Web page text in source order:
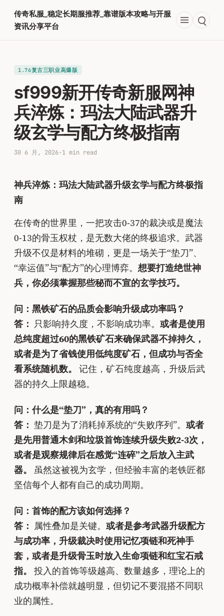
内
传奇私服_稳定长期服推荐_靠谱版本攻略与开服
资讯分享平台
1.76复古三职业高爆版
sf999新开传奇新服网神
兵淬炼：玛法大陆武器升
级玄学与配方终极指南
30 6 月, 2026·1 min read
神兵淬炼：玛法大陆武器升级玄学与配方终极指
南
在传奇的世界里，一把攻击0-37的裁决或是魔法
0-13的骨玉权杖，是无数大佬的终极追求。武器
升级不仅是材料的堆砌，更是一场关于“垫刀”、
“幸运值”与“配方”的心理博弈。 想要打造绝世神
兵，你必须掌握那些秘而不宣的玄学技巧。
问：黑铁矿石的品质会影响升级成功率吗？
答： 只影响持久度，不影响成功率。 或者是使用
总纯度超过60的黑铁矿石来确保武器不掉持久，
或者是为了省钱使用低纯度矿石，但成功与否全
看系统随机数。 记住，矿石纯度越高，升级后武
器的持久上限越稳。
问：什么是“垫刀”，真的有用吗？
答： 垫刀是为了消耗掉系统的“失败序列”。 或者
是先用普通木剑和垃圾首饰连续升级失败2-3次，
或者是观察规律后在感觉“连碎”之后放入主武
器。 虽然这被视为玄学，但经验丰富的老铁匠都
坚信每个人都有自己的成功周期。
问：首饰的配方该如何选择？
答： 属性叠加是关键。 或者是参考武器升级配方
与成功率，升级裁决时使用记忆项链和死神手
套，或者是升级骨玉时放入生命项链和红宝石戒
指。 投入的首饰等级越高、数量越多，理论上的
成功概率补偿就越明显，但切记不要混搭不同职
业的属性。